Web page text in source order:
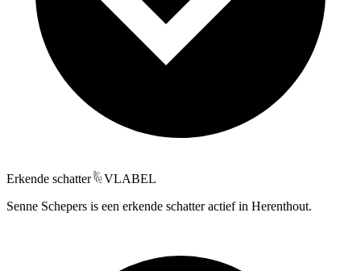
Erkende schatter
VLABEL
Senne Schepers is een erkende schatter actief in Herenthout.